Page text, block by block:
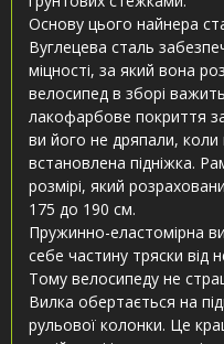
Основу цього найнера
Вуглецева сталь
міцності, за який вона
велосипед в зборі
лакофарбове покриття
ви його не дряпали,
встановлена ​​підніжка.
розмірі, який
175 до 190 см.
Пружинно-еластомірна
себе частину тряски від
Тому велосипеду не
Вилка обертається на
рульової колонки. Це